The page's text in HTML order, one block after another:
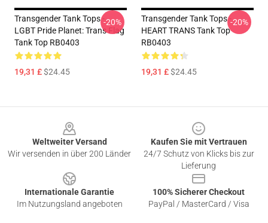
Transgender Tank Tops -
LGBT Pride Planet: Trans Flag
Tank Top RB0403
19,31 £$24.45
-20%
Transgender Tank Tops -
HEART TRANS Tank Top
RB0403
19,31 £$24.45
-20%
Weltweiter Versand
Wir versenden in über 200 Länder
Kaufen Sie mit Vertrauen
24/7 Schutz von Klicks bis zur
Lieferung
Internationale Garantie
Im Nutzungsland angeboten
100% Sicherer Checkout
PayPal / MasterCard / Visa